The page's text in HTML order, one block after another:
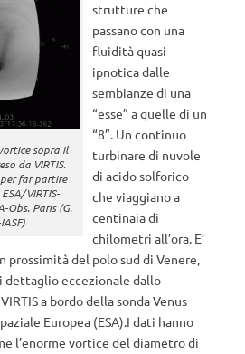
sopra il
da VIRTIS.
far partire
VIRTIS-
Obs. Paris (G.
strutture che
passano con una
fluidità quasi
ipnotica dalle
sembianze di una
“esse” a quelle di un
“8”. Un continuo
turbinare di nuvole
di acido solforico
che viaggiano a
centinaia di
chilometri all’ora. E’
prossimità del polo sud di Venere,
dettaglio eccezionale dallo
a bordo della sonda Venus
Europea (ESA).I dati hanno
l’enorme vortice del diametro di